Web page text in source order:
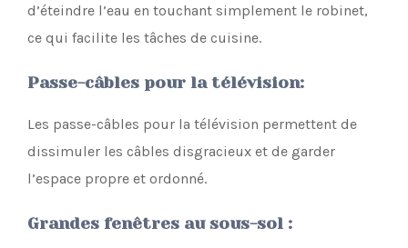
d’éteindre l’eau en touchant simplement le robinet,
ce qui facilite les tâches de cuisine.
Passe-câbles pour la télévision:
Les passe-câbles pour la télévision permettent de
dissimuler les câbles disgracieux et de garder
l’espace propre et ordonné.
Grandes fenêtres au sous-sol :